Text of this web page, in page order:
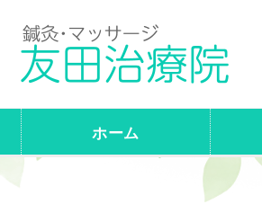
ホーム